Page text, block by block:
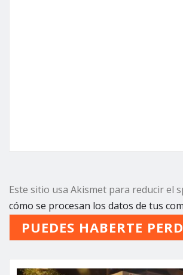
Este sitio usa Akismet para reducir el
cómo se procesan los datos de tus
PUEDES HABERTE